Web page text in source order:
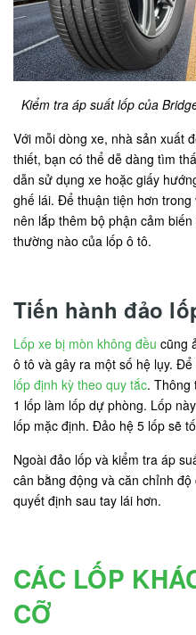
Kiểm tra áp suất lốp của
Với mỗi dòng xe, nhà sản xuất
thiết, bạn có thể dễ dàng tìm
dẫn sử dụng xe hoặc giấy
ghế lái. Để thuận tiện hơn
nên lắp thêm bộ phận cảm
thường nào của lốp ô tô.
Tiến hành đảo
Lốp xe bị mòn không đều cũng
ô tô và gây ra một số hệ lụy.
lốp định kỳ theo quy tắc. Thông
1 lốp làm lốp dự phòng. Lốp
lốp mặc định. Đảo hệ 5 lốp sẽ
Ngoài đảo lốp và kiểm tra áp
cân bằng động và căn chỉnh
quyết định sau tay lái hơn.
CÁC LỐP
CỠ